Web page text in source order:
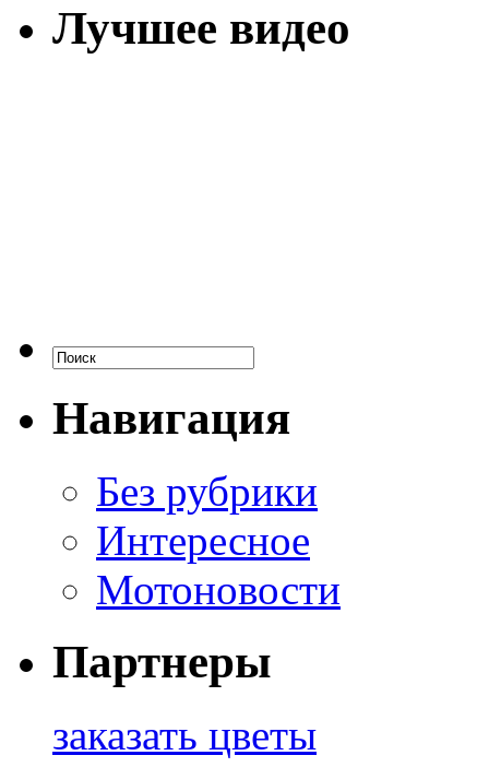
Лучшее видео
Навигация
Без рубрики
Интересное
Мотоновости
Партнеры
заказать цветы